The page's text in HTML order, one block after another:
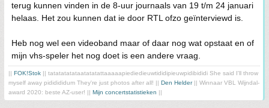
terug kunnen vinden in de 8-uur journaals van 19 t/m 24 januari
helaas. Het zou kunnen dat ie door RTL ofzo geïnterviewd is.
Heb nog wel een videoband maar of daar nog wat opstaat en of
mijn vhs-speler het nog doet is een andere vraag.
|| FOK!Stok || tatatatatataatatatattaaaaapiediedieuwtididipieuwpidibididi She said I'll throw
myself away pididididum They're just photos after all! || Den Helder|| Winnaar VBL Wijndal-
award 2020: beste AZ-user! || Mijn concertstatistieken ||